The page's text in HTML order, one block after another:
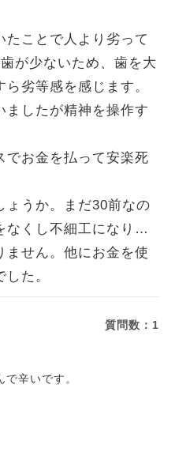
たことで人より劣って
が少ないため、歯を大
劣等感を感じます。
ましたが精神を操作す
でお金を払って安楽死
ょうか。まだ30前なの
なくし不細工になり…
ません。他にお金を使
た。
質問数： 1
辛いです。